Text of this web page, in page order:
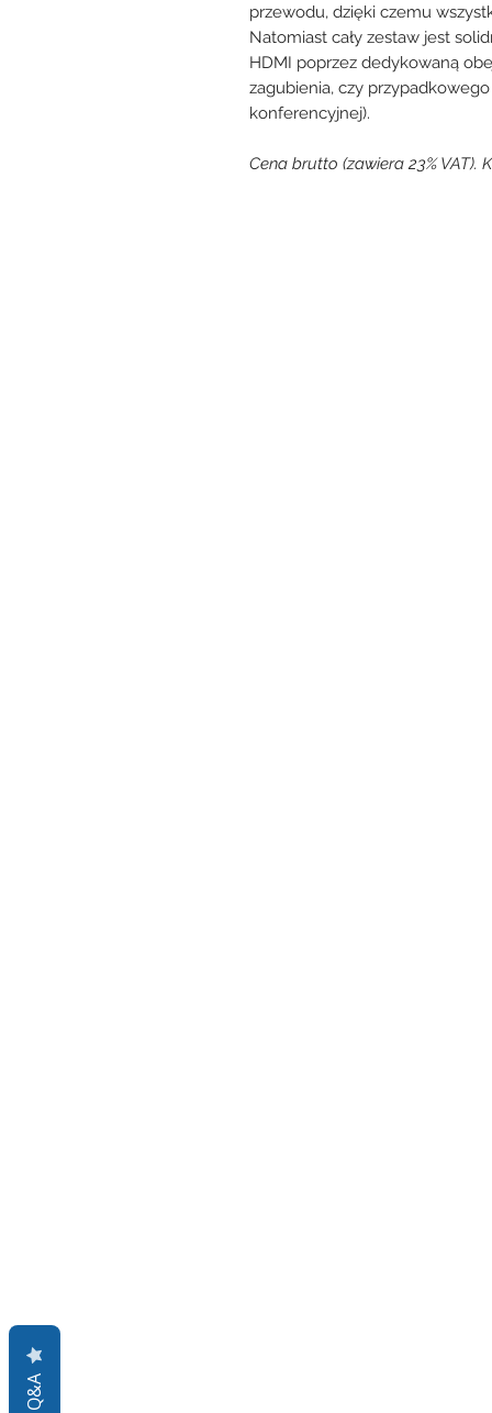
przewodu, dzięki czemu
Natomiast cały zestaw jest
HDMI poprzez dedykowaną
zagubienia, czy
konferencyjnej).
Cena brutto (zawiera 23% VAT).